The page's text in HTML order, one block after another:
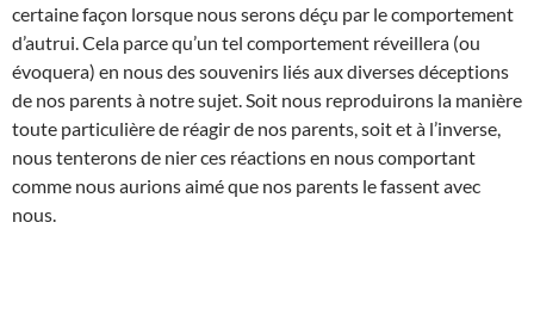
certaine façon lorsque nous serons déçu par le comportement
d’autrui. Cela parce qu’un tel comportement réveillera (ou
évoquera) en nous des souvenirs liés aux diverses déceptions
de nos parents à notre sujet. Soit nous reproduirons la manière
toute particulière de réagir de nos parents, soit et à l’inverse,
nous tenterons de nier ces réactions en nous comportant
comme nous aurions aimé que nos parents le fassent avec
nous.